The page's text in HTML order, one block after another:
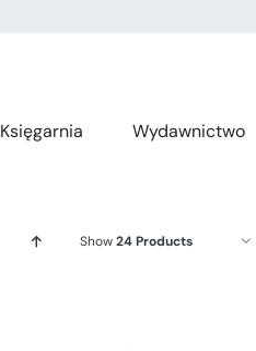
Księgarnia
Wydawnictwo
Show24 Products